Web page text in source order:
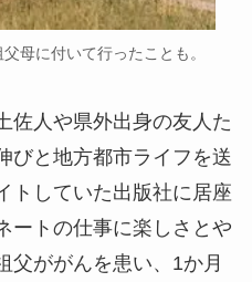
母に付いて行ったことも。
佐人や県外出身の友人た
びと地方都市ライフを送
トしていた出版社に居座
ートの仕事に楽しさとや
父ががんを患い、1か月